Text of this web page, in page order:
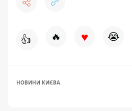
👍 🔥 ♥ 😭
НОВИНИ КИЄВА